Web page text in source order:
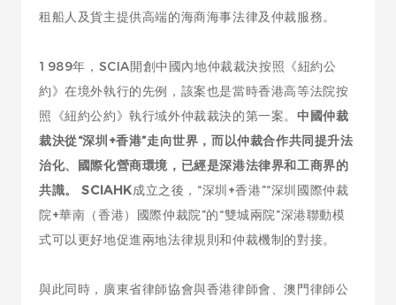
租船人及貨主提供高端的海商海事法律及仲裁服務。
1989年，SCIA開創中國內地仲裁裁決按照《紐約公
約》在境外執行的先例，該案也是當時香港高等法院按
照《紐約公約》執行域外仲裁裁決的第一案。中國仲裁
裁決從“深圳+香港”走向世界，而以仲裁合作共同提升法
治化、國際化營商環境，已經是深港法律界和工商界的
共識。 SCIAHK成立之後，“深圳+香港”“深圳國際仲裁
院+華南（香港）國際仲裁院”的“雙城兩院”深港聯動模
式可以更好地促進兩地法律規則和仲裁機制的對接。
與此同時，廣東省律師協會與香港律師會、澳門律師公